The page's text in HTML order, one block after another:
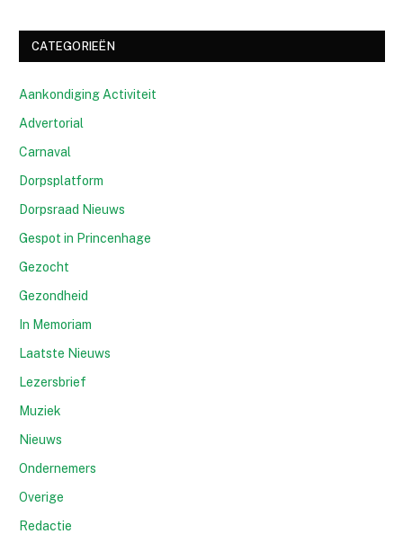
CATEGORIEËN
Aankondiging Activiteit
Advertorial
Carnaval
Dorpsplatform
Dorpsraad Nieuws
Gespot in Princenhage
Gezocht
Gezondheid
In Memoriam
Laatste Nieuws
Lezersbrief
Muziek
Nieuws
Ondernemers
Overige
Redactie